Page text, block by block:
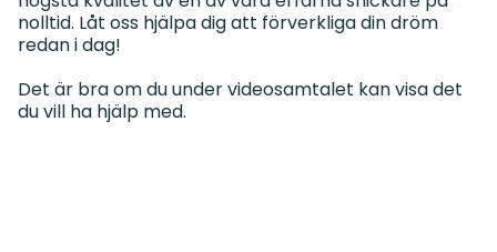
nolltid. Låt oss hjälpa dig att förverkliga din dröm
redan i dag!
Det är bra om du under videosamtalet kan visa det